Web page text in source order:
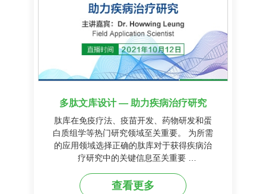
多肽文库设计 — 助力疾病治疗研究
肽库在免疫疗法、疫苗开发、药物研发和蛋
白质组学等热门研究领域至关重要。 为所需
的应用领域选择正确的肽库对于获得疾病治
疗研究中的关键信息至关重要
10-12-2021
Dr. Howwing Leung,
Field Application Scientist, GenScript
查看更多